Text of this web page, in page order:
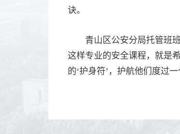
诀。
青山区公安分局托管班
这样专业的安全课程，就是
的‘护身符’，护航他们度过